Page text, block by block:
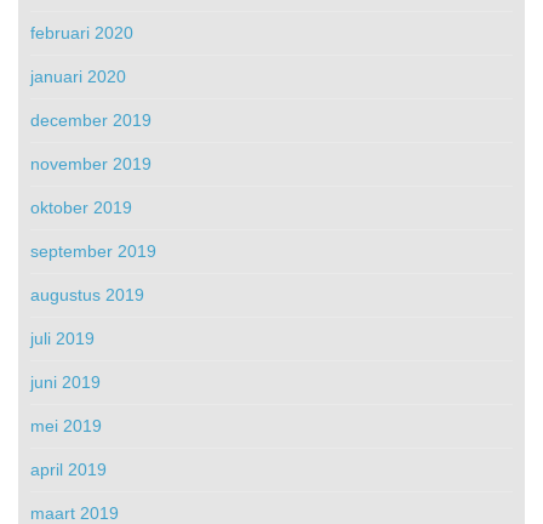
februari 2020
januari 2020
december 2019
november 2019
oktober 2019
september 2019
augustus 2019
juli 2019
juni 2019
mei 2019
april 2019
maart 2019